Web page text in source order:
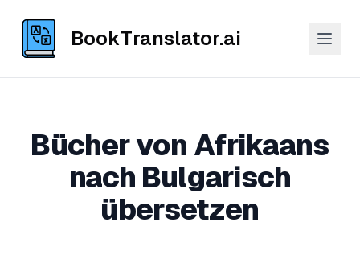
BookTranslator.ai
Bücher von Afrikaans
nach Bulgarisch
übersetzen